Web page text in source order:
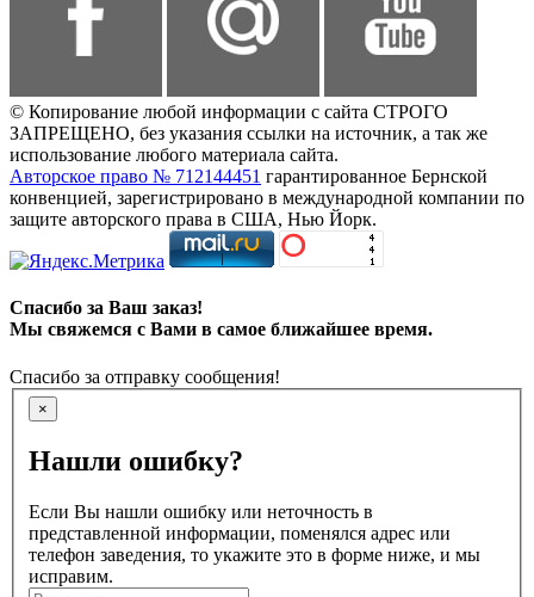
© Копирование любой информации с сайта СТРОГО
ЗАПРЕЩЕНО, без указания ссылки на источник, а так же
использование любого материала сайта.
Авторское право № 712144451 гарантированное Бернской
конвенцией, зарегистрировано в международной компании по
защите авторского права в США, Нью Йорк.
Спасибо за Ваш заказ!
Мы свяжемся с Вами в самое ближайшее время.
Спасибо за отправку сообщения!
×
Нашли ошибку?
Если Вы нашли ошибку или неточность в
представленной информации, поменялся адрес или
телефон заведения, то укажите это в форме ниже, и мы
исправим.